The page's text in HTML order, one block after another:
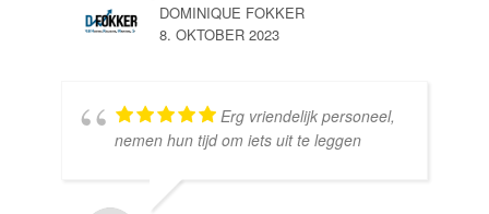
DOMINIQUE FOKKER
8. OKTOBER 2023
Erg vriendelijk personeel,
nemen hun tijd om iets uit te leggen